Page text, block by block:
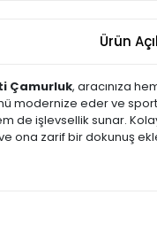
Ürün
Çamurluk, aracınıza
modernize eder ve
de işlevsellik sunar.
ve ona zarif bir dokunuş